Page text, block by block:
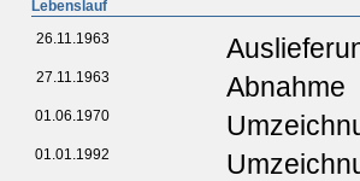
Lebenslauf
26.11.1963
27.11.1963 Abnahme
01.06.1970
01.01.1992